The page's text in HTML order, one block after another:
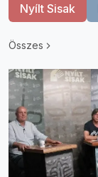
Nyílt Sisak
Összes